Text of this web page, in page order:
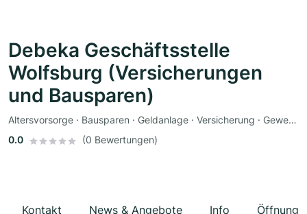
Debeka Geschäftsstelle
Wolfsburg (Versicherungen
und Bausparen)
Altersvorsorge · Bausparen · Geldanlage · Versicherung · Gewerbeversicherung · Autoversicherung · Krankenversicherung · Lebensversicherung · Rentenversicherung
0.0
(0 Bewertungen)
Kontakt News & Angebote Info